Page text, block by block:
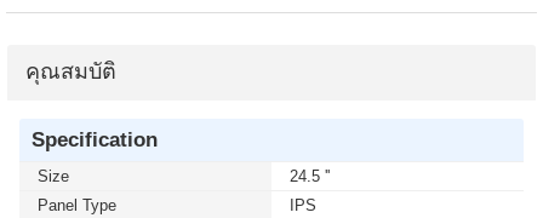
คุณสมบัติ
Specification
Size
24.5 ''
Panel Type
IPS